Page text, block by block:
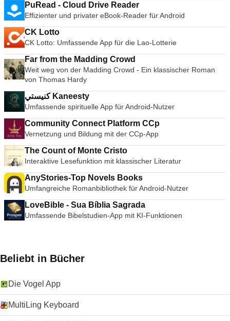
PuRead - Cloud Drive Reader
Effizienter und privater eBook-Reader für Android
CK Lotto
CK Lotto: Umfassende App für die Lao-Lotterie
Far from the Madding Crowd
Weit weg von der Madding Crowd - Ein klassischer Roman
von Thomas Hardy
كنيستي Kaneesty
Umfassende spirituelle App für Android-Nutzer
Community Connect Platform CCp
Vernetzung und Bildung mit der CCp-App
The Count of Monte Cristo
Interaktive Lesefunktion mit klassischer Literatur
AnyStories-Top Novels Books
Umfangreiche Romanbibliothek für Android-Nutzer
LoveBible - Sua Bíblia Sagrada
Umfassende Bibelstudien-App mit KI-Funktionen
Beliebt in Bücher
Die Vogel App
MultiLing Keyboard